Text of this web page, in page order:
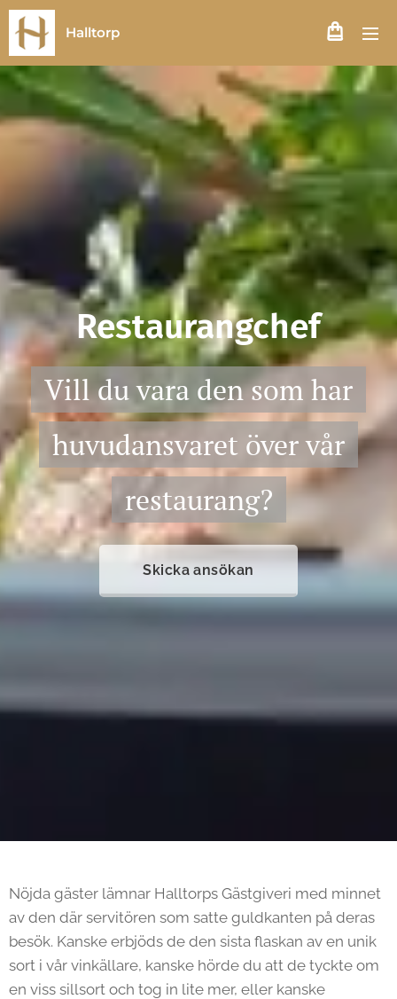
Halltorp
Restaurangchef
Vill du vara den som har
huvudansvaret över vår
restaurang?
Skicka ansökan
Nöjda gäster lämnar Halltorps Gästgiveri med minnet
av den där servitören som satte guldkanten på deras
besök. Kanske erbjöds de den sista flaskan av en unik
sort i vår vinkällare, kanske hörde du att de tyckte om
en viss sillsort och tog in lite mer, eller kanske